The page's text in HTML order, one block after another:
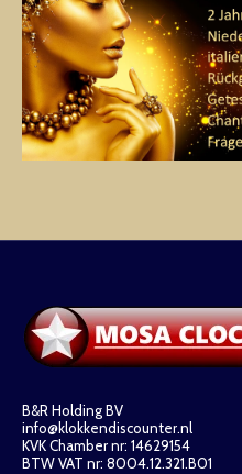
B&R Holding BV
info@klokkendiscounter.nl
KVK Chamber nr: 14629154
BTW VAT nr: 8004.12.321.B01